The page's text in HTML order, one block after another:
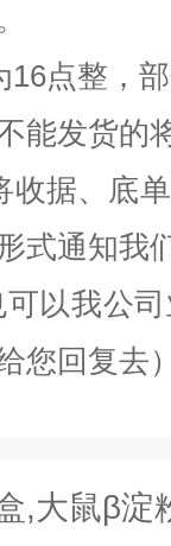
点整，
能发货的
收据、底
式通知我
以我公
您回复去
β淀粉样蛋白